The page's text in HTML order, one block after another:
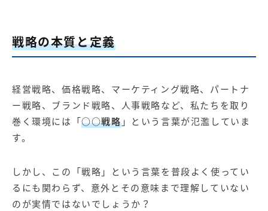
商圏ねらいうちパッケージ
WEBプラス
戦略の本質と定義
経営戦略、価格戦略、マーケティング戦略、パートナ
ー戦略、ブランド戦略、人事戦略など、私たちを取り
巻く環境には「○○戦略」という言葉が氾濫していま
す。
しかし、この「戦略」という言葉を普段よく使ってい
るにも関わらず、意外とその意味まで理解していない
のが実情ではないでしょうか？